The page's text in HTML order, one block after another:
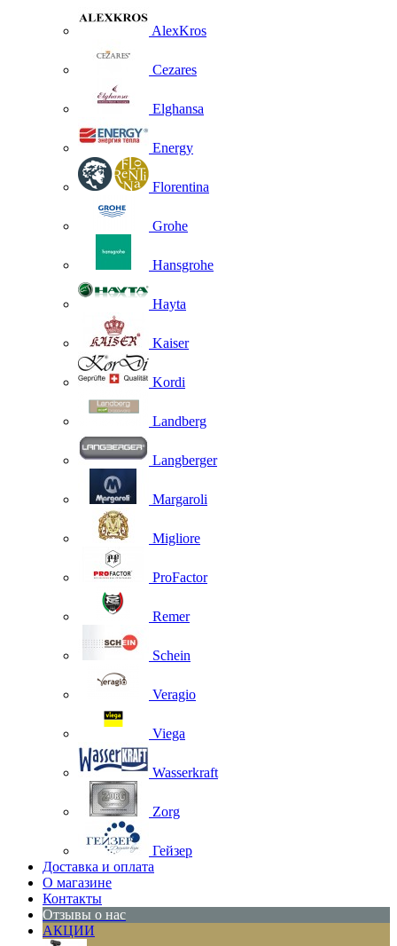
AlexKros
Cezares
Elghansa
Energy
Florentina
Grohe
Hansgrohe
Hayta
Kaiser
Kordi
Landberg
Langberger
Margaroli
Migliore
ProFactor
Remer
Schein
Veragio
Viega
Wasserkraft
Zorg
Гейзер
Доставка и оплата
О магазине
Контакты
Отзывы о нас
АКЦИИ